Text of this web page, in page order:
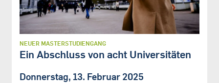
NEUER MASTERSTUDIENGANG
Ein Abschluss von acht Universitäten
Donnerstag, 13. Februar 2025